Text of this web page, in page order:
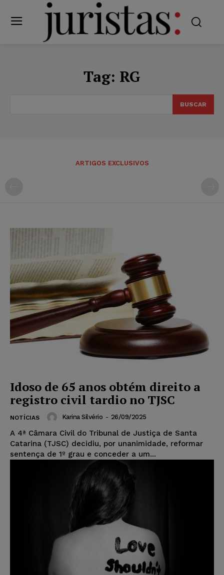
Tag: RG
BUSCAR
ARTIGOS EXCLUSIVOS
Idoso de 65 anos obtém direito a
registro civil tardio no TJSC
NOTÍCIAS Karina Silvério - 26/09/2025
A 4ª Câmara Civil do Tribunal de Justiça de Santa
Catarina (TJSC) decidiu, por unanimidade, reformar
sentença de 1º grau e conceder a um...